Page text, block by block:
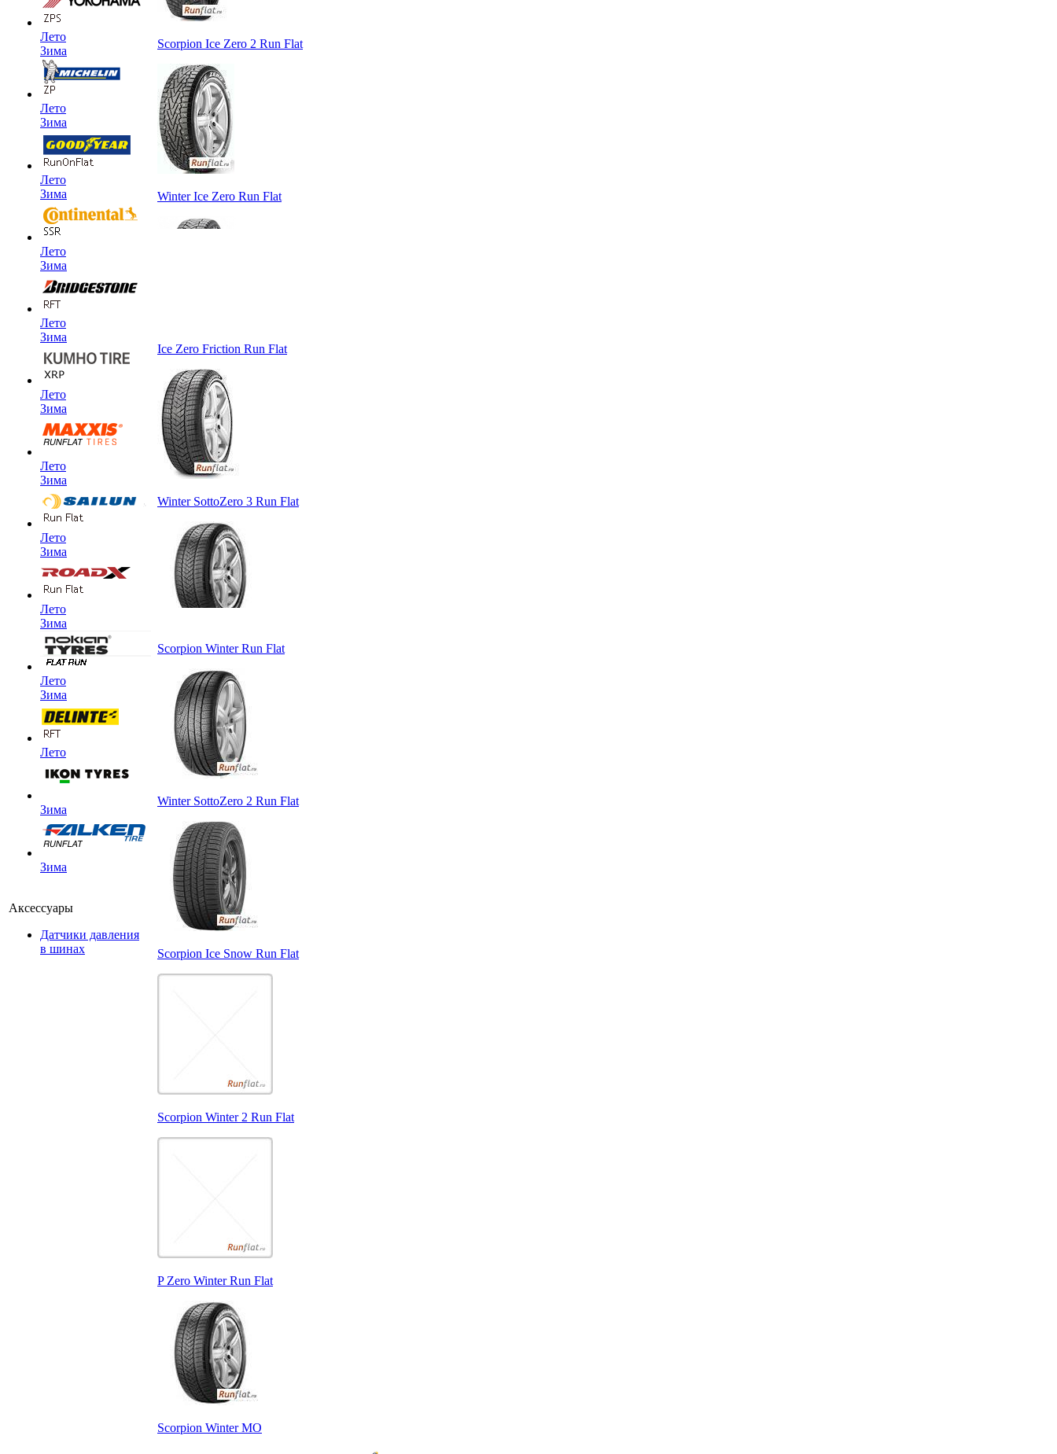
Лето
Зима
Лето
Зима
Лето
Зима
Лето
Зима
Лето
Зима
Лето
Зима
Лето
Зима
Лето
Зима
Лето
Зима
Лето
Зима
Лето
Зима
Зима
Аксессуары
Датчики давления
в шинах
Scorpion Ice Zero 2 Run Flat
Winter Ice Zero Run Flat
Ice Zero Friction Run Flat
Winter SottoZero 3 Run Flat
Scorpion Winter Run Flat
Winter SottoZero 2 Run Flat
Scorpion Ice Snow Run Flat
Scorpion Winter 2 Run Flat
P Zero Winter Run Flat
Scorpion Winter MO